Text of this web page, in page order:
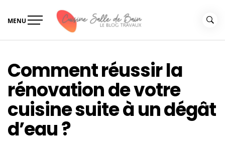
MENU
Comment réussir la
rénovation de votre
cuisine suite à un dégât
d’eau ?